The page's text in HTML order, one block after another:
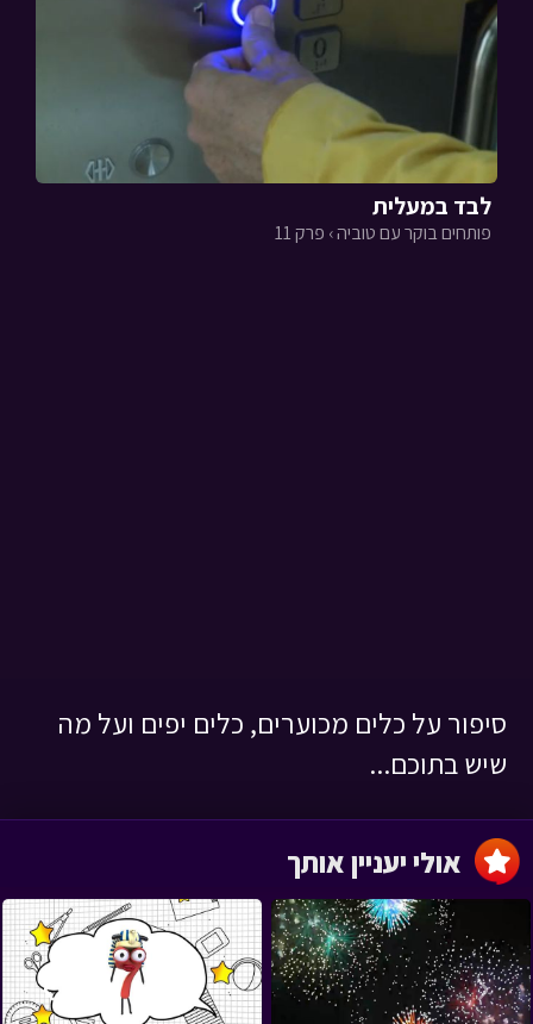
לבד במעלית
פותחים בוקר עם טוביה › פרק 11
סיפור על כלים מכוערים, כלים יפים ועל מה
שיש בתוכם...
‹
›